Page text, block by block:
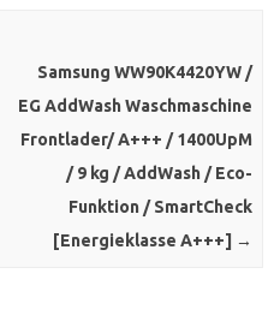
Samsung WW90K4420YW /
EG AddWash Waschmaschine
Frontlader/ A+++ / 1400UpM
/ 9 kg / AddWash / Eco-
Funktion / SmartCheck
[Energieklasse A+++] →